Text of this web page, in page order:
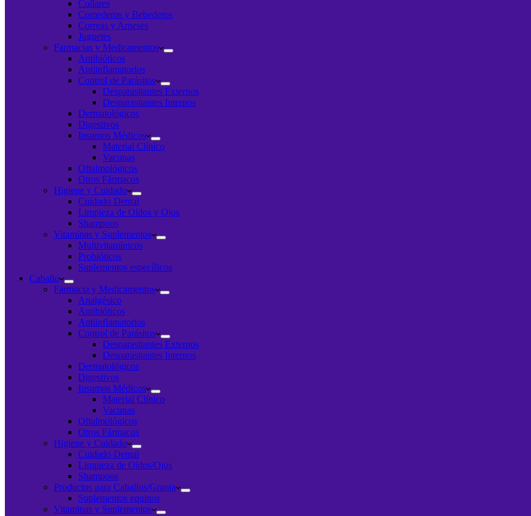
Collares
Comederos y Bebederos
Correas y Arneses
Juguetes
Farmacias y Medicamentos
Antibióticos
Antiinflamatorios
Control de Parásitos
Desparasitantes Externos
Desparasitantes Internos
Dermatológicos
Digestivos
Insumos Médicos
Material Clínico
Vacunas
Oftalmológicos
Otros Fármacos
Higiene y Cuidado
Cuidado Dental
Limpieza de Oídos y Ojos
Shampoos
Vitaminas y Suplementos
Multivitamínicos
Probióticos
Suplementos específicos
Caballo
Farmacia y Medicamentos
Analgésico
Antibióticos
Antiinflamatorios
Control de Parásitos
Desparasitantes Externos
Desparasitantes Internos
Dermatológicos
Digestivos
Insumos Médicos
Material Clínico
Vacunas
Oftalmológicos
Otros Fármacos
Higiene y Cuidado
Cuidado Dental
Limpieza de Oídos/Ojos
Shampoos
Productos para Caballos/Granja
Suplementos equinos
Vitaminas y Suplementos